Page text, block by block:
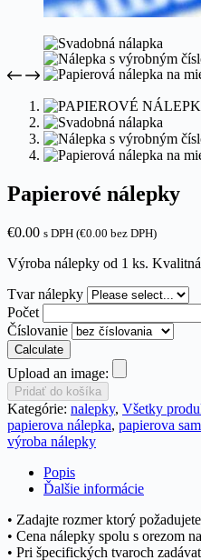
Papierové nálepky
€0.00 s DPH (€0.00 bez DPH)
Výroba nálepky od 1 ks.
Tvar nálepky
Počet
Číslovanie
Calculate
Upload an image:
Pridať do košíka
Kategórie: nalepky, Všetky
papierova nálepka, papierova
výroba nálepky
Popis
Ďalšie informácie
• Zadajte rozmer ktorý požadujete
• Cena nálepky spolu s orezom
• Pri špecifických tvaroch